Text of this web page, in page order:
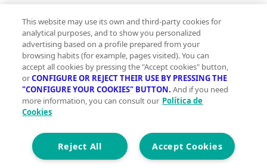
Contacto
hola@vivegreen.com
Aviso Legal
Condiciones de uso
Politica de privacidad
Política de cookies
Accesibilidad
This website may use its own and third-party cookies for
analytical purposes, and to show you personalized
advertising based on a profile prepared from your
browsing habits (for example, pages visited). You can
accept all cookies by pressing the "Accept cookies" button,
orCONFIGURE OR REJECT THEIR USE BY PRESSING THE
"CONFIGURE YOUR COOKIES" BUTTON. And if you need
more information, you can consult our Política de
Cookies
Accept Cookies
Reject All